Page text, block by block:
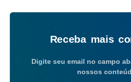
Receba mais
Digite seu email no campo
nossos